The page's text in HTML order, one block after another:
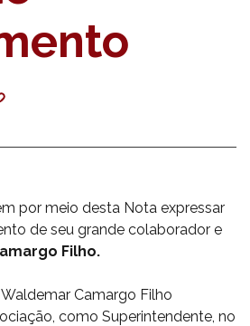
por meio desta Nota expressar
de seu grande colaborador e
Filho.
Camargo Filho
como Superintendente, no